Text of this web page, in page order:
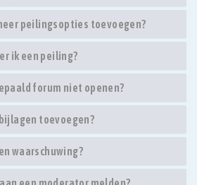
peilingsopties toevoegen?
ik een peiling?
forum niet openen?
toevoegen?
waarschuwing?